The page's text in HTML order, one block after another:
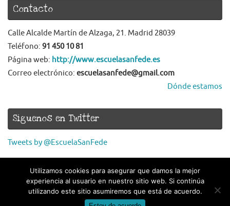
Contacto
Calle Alcalde Martín de Alzaga, 21. Madrid 28039
Teléfono: 91 450 10 81
Página web: http://www.escuelasanfede.es
Correo electrónico: escuelasanfede@gmail.com
Dónde estamos
Síguenos en Twitter
Tweets by @EscuelaSanFede
Utilizamos cookies para asegurar que damos la mejor
experiencia al usuario en nuestro sitio web. Si continúa
utilizando este sitio asumiremos que está de acuerdo.